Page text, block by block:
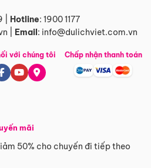
Hotline: 1900 1177
Email: info@dulichviet.com.vn
mãi
50% cho chuyến đi tiếp theo
với chúng tôi Chấp nhận thanh toán